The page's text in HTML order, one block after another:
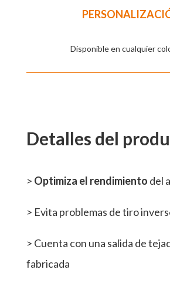
Disponible en cualquier
Detalles del
> Optimiza el rendimiento del
> Evita problemas de tiro
> Cuenta con una salida de
fabricada